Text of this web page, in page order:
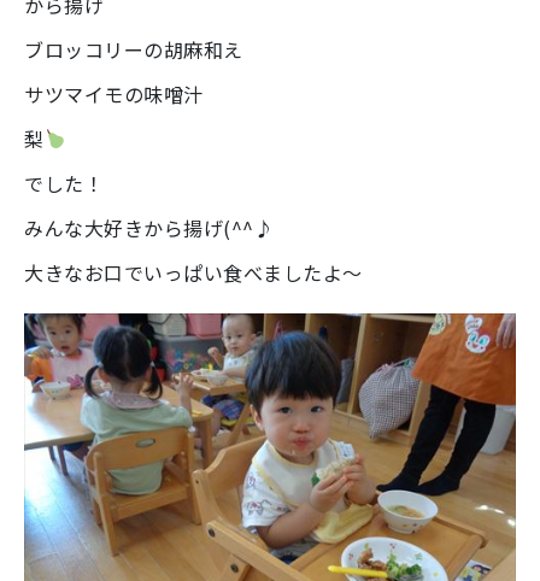
ブロッコリーの胡麻和え
サツマイモの味噌汁
梨
でした！
みんな大好きから揚げ(^^♪
大きなお口でいっぱい食べましたよ～